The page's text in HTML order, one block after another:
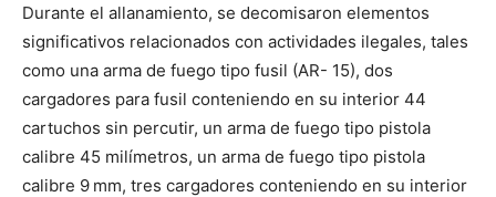
Durante el allanamiento, se decomisaron elementos
significativos relacionados con actividades ilegales, tales
como una arma de fuego tipo fusil (AR- 15), dos
cargadores para fusil conteniendo en su interior 44
cartuchos sin percutir, un arma de fuego tipo pistola
calibre 45 milímetros, un arma de fuego tipo pistola
calibre 9 mm, tres cargadores conteniendo en su interior